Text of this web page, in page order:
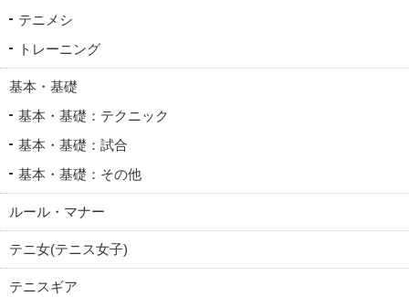
テニメシ
トレーニング
基本・基礎
基本・基礎：テクニック
基本・基礎：試合
基本・基礎：その他
ルール・マナー
テニ女(テニス女子)
テニスギア